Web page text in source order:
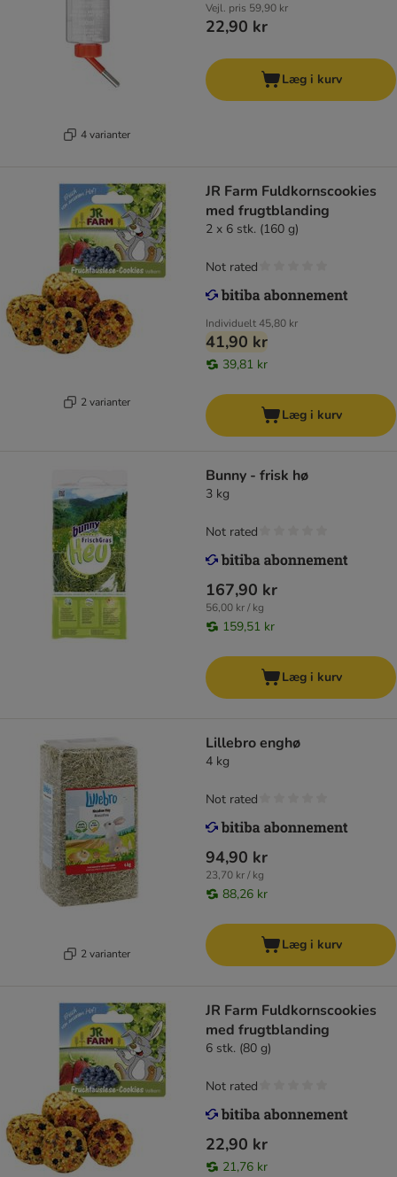
4 varianter
Vejl. pris 59,90 kr
22,90 kr
Læg i kurv
2 varianter
JR Farm Fuldkornscookies
med frugtblanding
2 x 6 stk. (160 g)
Individuelt45,80 kr
41,90 kr
39,81 kr
Not rated
Læg i kurv
Bunny - frisk hø
3 kg
167,90 kr
56,00 kr / kg
159,51 kr
Not rated
Læg i kurv
2 varianter
Lillebro enghø
4 kg
94,90 kr
23,70 kr / kg
88,26 kr
Not rated
Læg i kurv
JR Farm Fuldkornscookies
med frugtblanding
6 stk. (80 g)
22,90 kr
21,76 kr
Not rated